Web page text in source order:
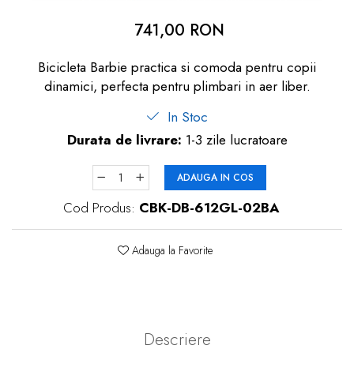
Produse îngrijire copii
Igiena copii
741,00 RON
Bicicleta Barbie practica si comoda pentru copii
dinamici, perfecta pentru plimbari in aer liber.
In Stoc
Durata de livrare: 1-3 zile lucratoare
ADAUGA IN COS
Cod Produs: CBK-DB-612GL-02BA
Adauga la Favorite
Descriere